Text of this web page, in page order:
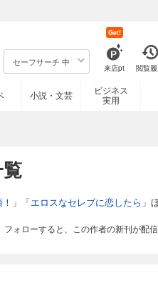
セーフサーチ 中
来店pt
Get!
閲覧
小説・文芸
ビジネス
実用
」「エロスなセレブに恋したら 」
フォローすると、この作者の新刊が配